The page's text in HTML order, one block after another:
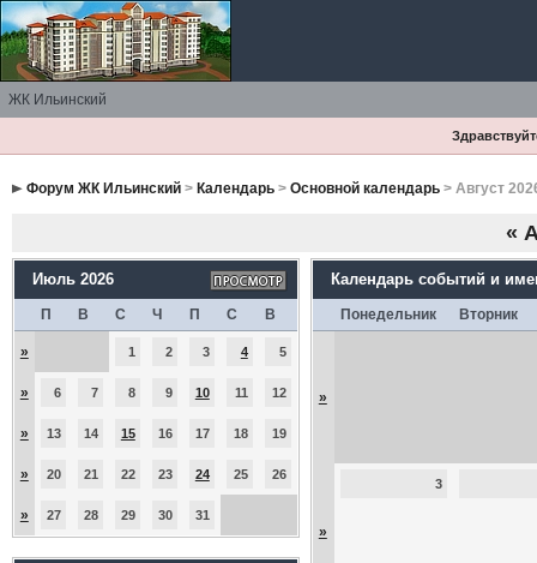
ЖК Ильинский
Форум ЖК Ильинский> Календарь> Основной календарь> Август
«
Июль 2026
П В С Ч П С В
» 1 2 3 4 5
» 6 7 8 9 10 11 12
» 13 14 15 16 17 18 19
» 20 21 22 23 24 25 26
» 27 28 29 30 31
Календарь событий и
Понедельник Вторник
»
»
3